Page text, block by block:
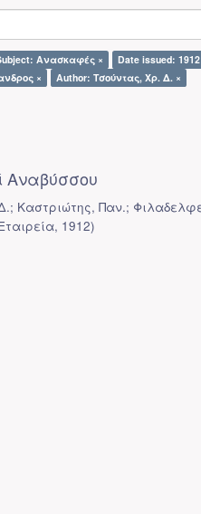
Ανασκαφές × Date issued: 1912
× Author: Τσούντας, Χρ. Δ. ×
Καστριώτης, Παν.;
, 1912)